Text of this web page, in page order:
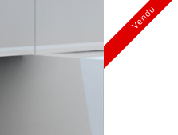
Vendu